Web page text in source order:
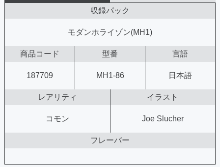
収録パック
モダンホライゾン(MH1)
商品コード 型番 言語
187709 MH1-86 日本語
レアリティ イラスト
コモン Joe Slucher
フレーバー